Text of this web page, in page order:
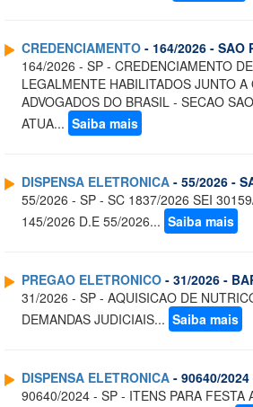
CREDENCIAMENTO - 164/2026 - SAO
164/2026 - SP - CREDENCIAMENTO
LEGALMENTE HABILITADOS JUNTO A
ADVOGADOS DO BRASIL - SECAO
ATUA... Saiba mais
DISPENSA ELETRONICA - 55/2026 -
55/2026 - SP - SC 1837/2026 SEI
145/2026 D.E 55/2026... Saiba mais
PREGAO ELETRONICO - 31/2026 -
31/2026 - SP - AQUISICAO DE
DEMANDAS JUDICIAIS... Saiba mais
DISPENSA ELETRONICA - 90640/
90640/2024 - SP - ITENS PARA FESTA